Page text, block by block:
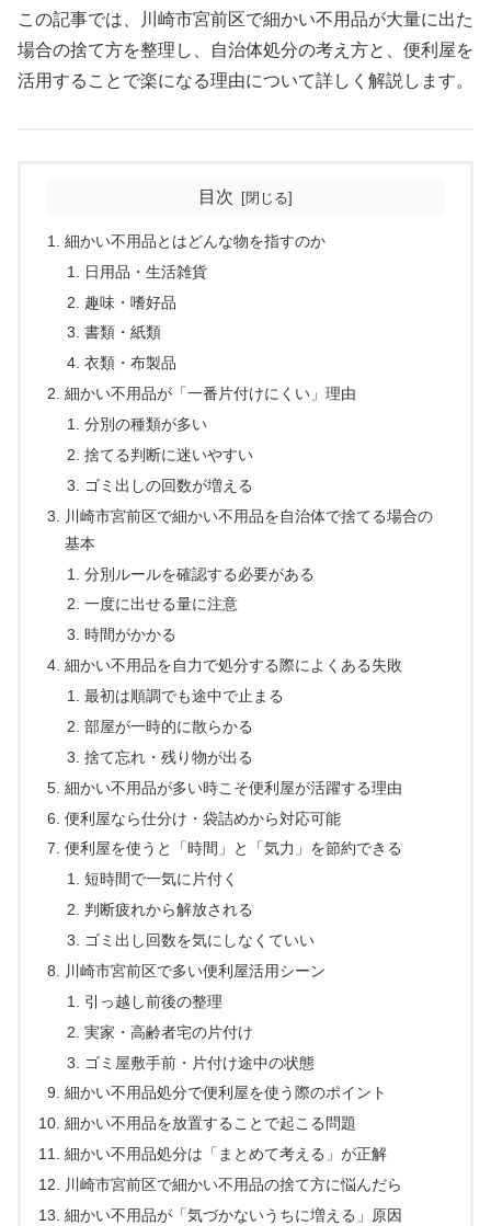
この記事では、川崎市宮前区で細かい不用品が大量に出た
場合の捨て方を整理し、自治体処分の考え方と、便利屋を
活用することで楽になる理由について詳しく解説します。
目次
細かい不用品とはどんな物を指すのか
日用品・生活雑貨
趣味・嗜好品
書類・紙類
衣類・布製品
細かい不用品が「一番片付けにくい」理由
分別の種類が多い
捨てる判断に迷いやすい
ゴミ出しの回数が増える
川崎市宮前区で細かい不用品を自治体で捨てる場合の
基本
分別ルールを確認する必要がある
一度に出せる量に注意
時間がかかる
細かい不用品を自力で処分する際によくある失敗
最初は順調でも途中で止まる
部屋が一時的に散らかる
捨て忘れ・残り物が出る
細かい不用品が多い時こそ便利屋が活躍する理由
便利屋なら仕分け・袋詰めから対応可能
便利屋を使うと「時間」と「気力」を節約できる
短時間で一気に片付く
判断疲れから解放される
ゴミ出し回数を気にしなくていい
川崎市宮前区で多い便利屋活用シーン
引っ越し前後の整理
実家・高齢者宅の片付け
ゴミ屋敷手前・片付け途中の状態
細かい不用品処分で便利屋を使う際のポイント
細かい不用品を放置することで起こる問題
細かい不用品処分は「まとめて考える」が正解
川崎市宮前区で細かい不用品の捨て方に悩んだら
細かい不用品が「気づかないうちに増える」原因